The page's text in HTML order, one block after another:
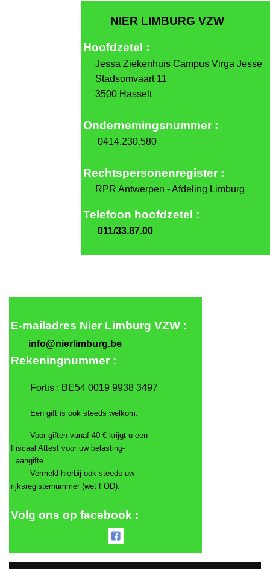
NIER LIMBURG VZW
Hoofdzetel :
Jessa Ziekenhuis Campus Virga Jesse
Stadsomvaart 11
3500 Hasselt
Ondernemingsnummer :
0414.230.580
Rechtspersonenregister :
RPR Antwerpen - Afdeling Limburg
Telefoon hoofdzetel :
011/33.87.00
E-mailadres Nier Limburg VZW :
info@nierlimburg.be
Rekeningnummer :
Fortis : BE54 0019 9938 3497
Een gift is ook steeds welkom.
Voor giften vanaf 40 € krijgt u een
Fiscaal Attest voor uw belasting-
aangifte.
Vermeld hierbij ook steeds uw
rijksregisternummer (wet FOD).
Volg ons op facebook :